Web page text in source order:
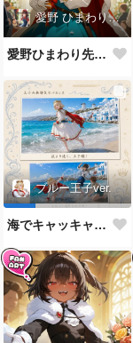
愛野 ひまわり先生
愛野ひまわり先生誕生祝！
ブルー王子ver.
海でキャッキャウフフするやつ